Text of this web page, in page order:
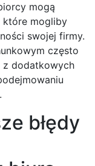
mogą
które mogliby
swojej firmy.
często
z dodatkowych
błędy